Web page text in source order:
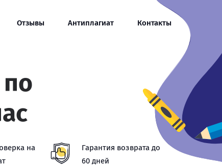
Отзывы Антиплагиат Контакты
на
Гарантия возврата до
60 дней